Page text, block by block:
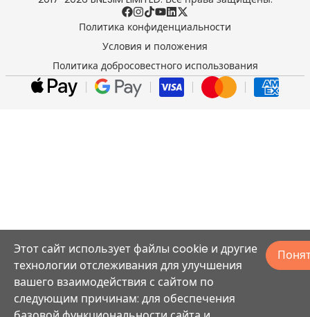
Политика конфиденциальности
Условия и положения
Политика добросовестного использования
Этот сайт использует файлы cookie и другие
технологии отслеживания для улучшения
вашего взаимодействия с сайтом по
следующим причинам: для обеспечения